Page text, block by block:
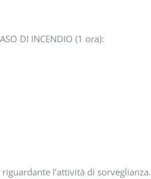
DI INCENDIO (1 ora):
l’attività di sorveglianza.